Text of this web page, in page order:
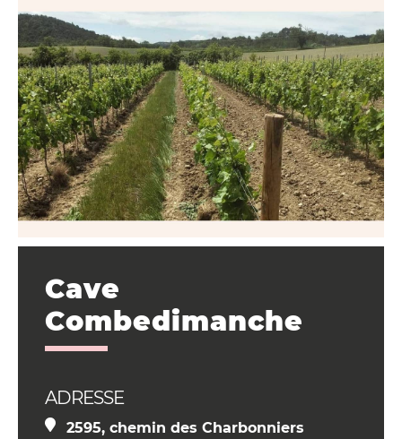
Cave
Combedimanche
ADRESSE
2595, chemin des Charbonniers